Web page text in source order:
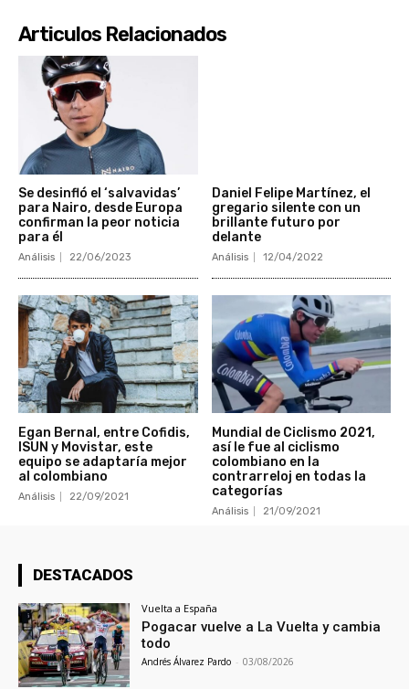
Articulos Relacionados
Se desinfló el ‘salvavidas’
para Nairo, desde Europa
confirman la peor noticia
para él
Análisis 22/06/2023
Daniel Felipe Martínez, el
gregario silente con un
brillante futuro por
delante
Análisis 12/04/2022
Egan Bernal, entre Cofidis,
ISUN y Movistar, este
equipo se adaptaría mejor
al colombiano
Análisis 22/09/2021
Mundial de Ciclismo 2021,
así le fue al ciclismo
colombiano en la
contrarreloj en todas la
categorías
Análisis 21/09/2021
DESTACADOS
Vuelta a España
Pogacar vuelve a La Vuelta y cambia
todo
Andrés Álvarez Pardo - 03/08/2026